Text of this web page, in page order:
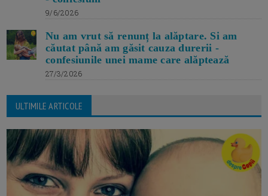
9/6/2026
Nu am vrut să renunț la alăptare. Si am
căutat până am găsit cauza durerii -
confesiunile unei mame care alăptează
27/3/2026
ULTIMILE ARTICOLE